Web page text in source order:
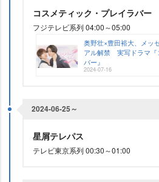
コスメティック・プレイラバー
フジテレビ系列 04:00～05:00
奥野壮×豊田裕大、メッ
アル解禁 実写ドラマ『
バー』
2024-07-16
2024-06-25～
星屑テレパス
テレビ東京系列 00:30～01:00